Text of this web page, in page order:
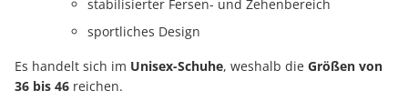
stabilisierter Fersen- und Zehenbereich
sportliches Design
Es handelt sich im Unisex-Schuhe, weshalb die Größen von
36 bis 46 reichen.